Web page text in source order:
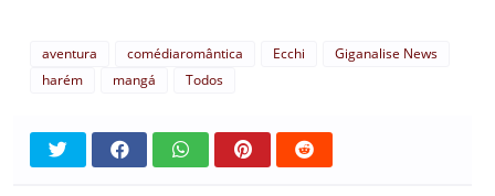
aventura comédiaromântica Ecchi
Giganalise News
harém
mangá Todos